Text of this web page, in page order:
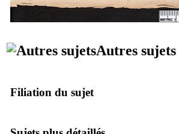
Autres sujets
Filiation du sujet